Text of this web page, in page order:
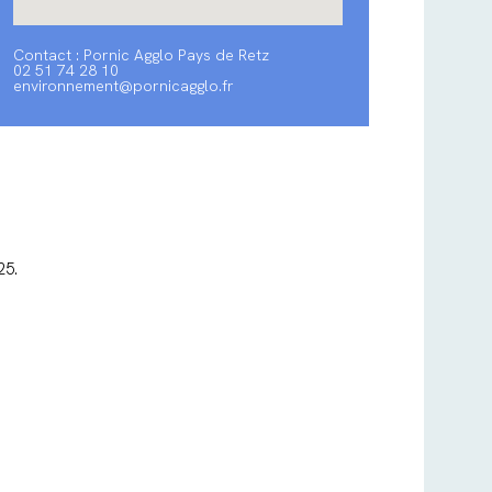
Contact : Pornic Agglo Pays de Retz
02 51 74 28 10
environnement@pornicagglo.fr